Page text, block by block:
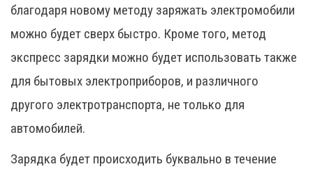
благодаря новому методу заряжать электромобили
можно будет сверх быстро. Кроме того, метод
экспресс зарядки можно будет использовать также
для бытовых электроприборов, и различного
другого электротранспорта, не только для
автомобилей.
Зарядка будет происходить буквально в течение